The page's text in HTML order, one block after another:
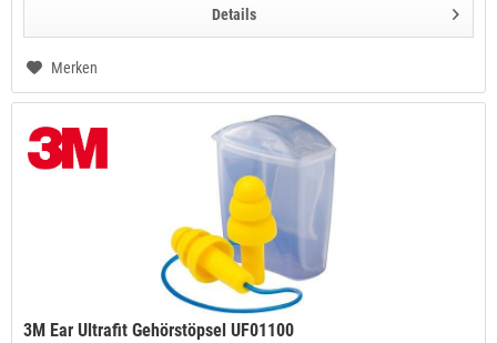
Details
Merken
3M Ear Ultrafit Gehörstöpsel UF01100